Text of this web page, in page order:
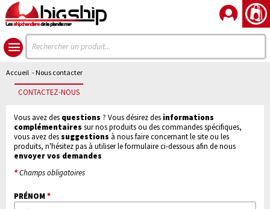
Lesshipchandlersde la planète mer
Accueil - Nous contacter
CONTACTEZ-NOUS
Vous avez des questions ? Vous désirez des informations
complémentaires sur nos produits ou des commandes spécifiques,
vous avez dessuggestions à nous faire concernant le site ou les
produits, n'hésitez pas à utiliser le formulaire ci-dessous afin de nous
envoyer vos demandes
*Champs obligatoires
PRÉNOM*